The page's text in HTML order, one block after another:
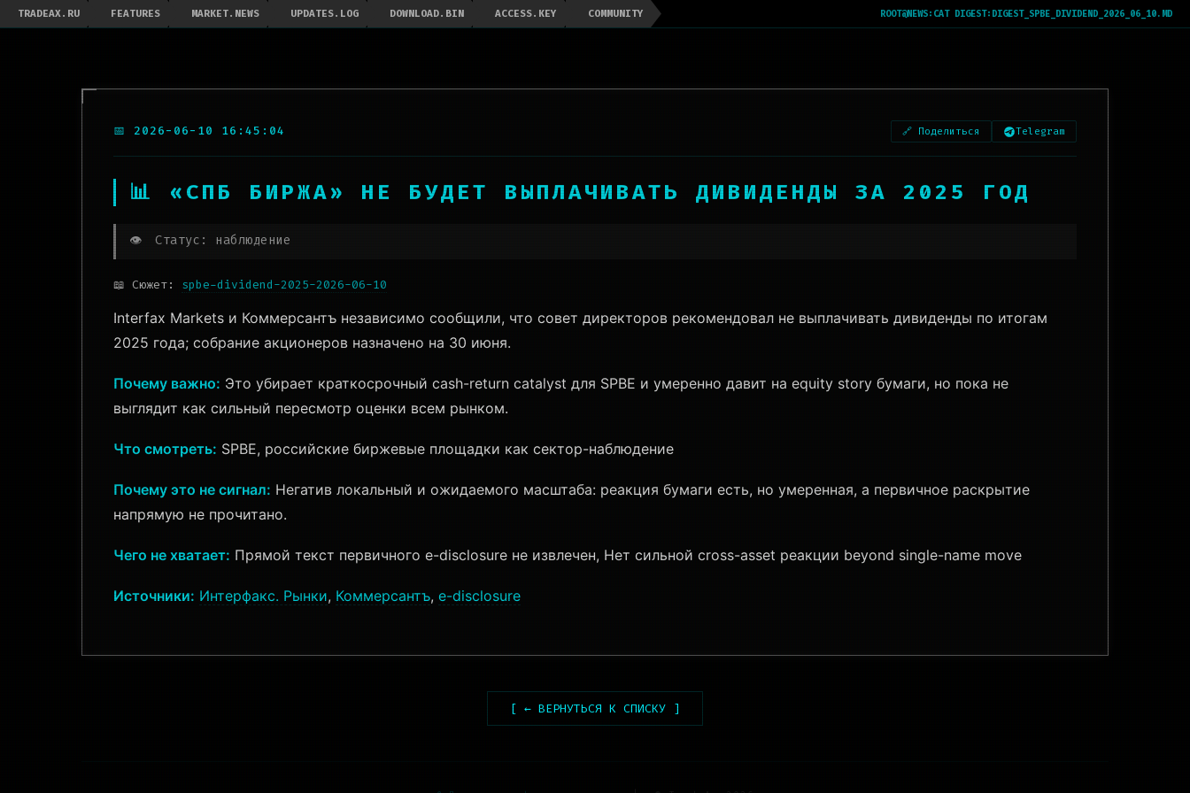
TRADEAX.RU FEATURES MARKET.NEWS UPDATES.LOG DOWNLOAD.BIN ACCESS.KEY COMMUNITY ROOT@NEWS: CAT DIGEST:DIGEST_SPBE_DIVIDEND_2026_06_10.MD
📅 2026-06-10 16:45:04 🔗 Поделиться Telegram
📊 «СПБ БИРЖА» НЕ БУДЕТ ВЫПЛАЧИВАТЬ ДИВИДЕНДЫ ЗА 2025 ГОД
👁️ Статус: наблюдение
📖 Сюжет: spbe-dividend-2025-2026-06-10
Interfax Markets и Коммерсантъ независимо сообщили, что совет директоров рекомендовал не выплачивать дивиденды по итогам
2025 года; собрание акционеров назначено на 30 июня.
Почему важно: Это убирает краткосрочный cash-return catalyst для SPBE и умеренно давит на equity story бумаги, но пока не
выглядит как сильный пересмотр оценки всем рынком.
Что смотреть: SPBE, российские биржевые площадки как сектор-наблюдение
Почему это не сигнал: Негатив локальный и ожидаемого масштаба: реакция бумаги есть, но умеренная, а первичное раскрытие
напрямую не прочитано.
Чего не хватает: Прямой текст первичного e-disclosure не извлечен, Нет сильной cross-asset реакции beyond single-name move
Источники: Интерфакс. Рынки, Коммерсантъ, e-disclosure
[ ← ВЕРНУТЬСЯ К СПИСКУ ]